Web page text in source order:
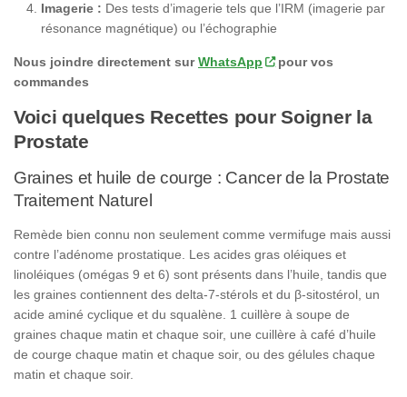
Imagerie : Des tests d’imagerie tels que l’IRM (imagerie par
résonance magnétique) ou l’échographie
Nous joindre directement surWhatsApp
pour vos
commandes
Voici quelques Recettes pour Soigner la
Prostate
Graines et huile de courge : Cancer de la Prostate
Traitement Naturel
Remède bien connu non seulement comme vermifuge mais aussi
contre l’adénome prostatique. Les acides gras oléiques et
linoléiques (omégas 9 et 6) sont présents dans l’huile, tandis que
les graines contiennent des delta-7-stérols et du β-sitostérol, un
acide aminé cyclique et du squalène. 1 cuillère à soupe de
graines chaque matin et chaque soir, une cuillère à café d’huile
de courge chaque matin et chaque soir, ou des gélules chaque
matin et chaque soir.